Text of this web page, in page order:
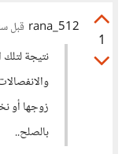
1
rana_512 قبل
نتيجة
زوجها أو
بالصلح..